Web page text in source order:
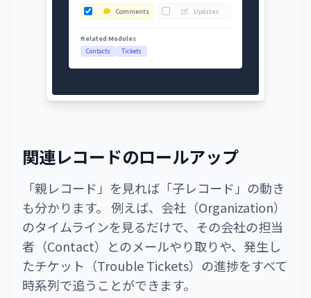
Comments Updates
Related Modules
Contacts Tickets
関連レコードのロールアップ
「親レコード」を見れば「子レコード」の動き
も分かります。 例えば、会社（Organization）
のタイムラインを見るだけで、その会社の担当
者（Contact）とのメールやり取りや、発生し
たチケット（Trouble Tickets）の進捗をすべて
時系列で追うことができます。